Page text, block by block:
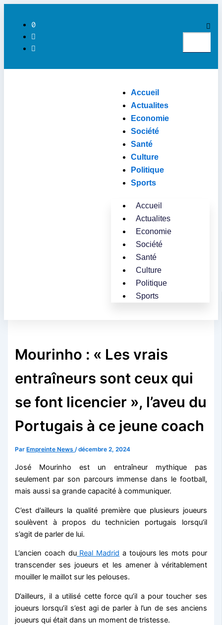
Aller
contenu
Accueil
Actualites
Economie
Société
Santé
Culture
Politique
Sports
Accueil
Actualites
Economie
Société
Santé
Culture
Politique
Sports
Mourinho : « Les vrais
entraîneurs sont ceux qui
se font licencier », l’aveu du
Portugais à ce jeune coach
Par Empreinte News/décembre 2, 2024
José Mourinho est un entraîneur mythique pas
seulement par son parcours immense dans le football,
mais aussi sa grande capacité à communiquer.
C’est d’ailleurs la qualité première que plusieurs joueurs
soulèvent à propos du technicien portugais lorsqu’il
s’agit de parler de lui.
L’ancien coach duReal Madrid a toujours les mots pour
transcender ses joueurs et les amener à véritablement
mouiller le maillot sur les pelouses.
D’ailleurs, il a utilisé cette force qu’il a pour toucher ses
joueurs lorsqu’il s’est agi de parler à l’un de ses anciens
joueurs qui était dans un moment de tristesse.